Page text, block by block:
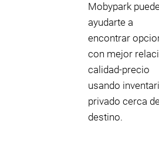
Mobypark
ayudarte a
encontrar
con mejor
calidad-precio
usando
privado cerca
destino.